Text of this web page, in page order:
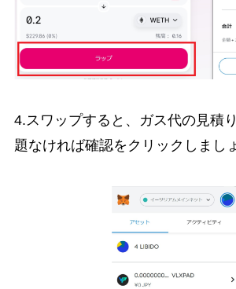
4.スワップすると、ガス代の見積
題なければ確認をクリックしまし